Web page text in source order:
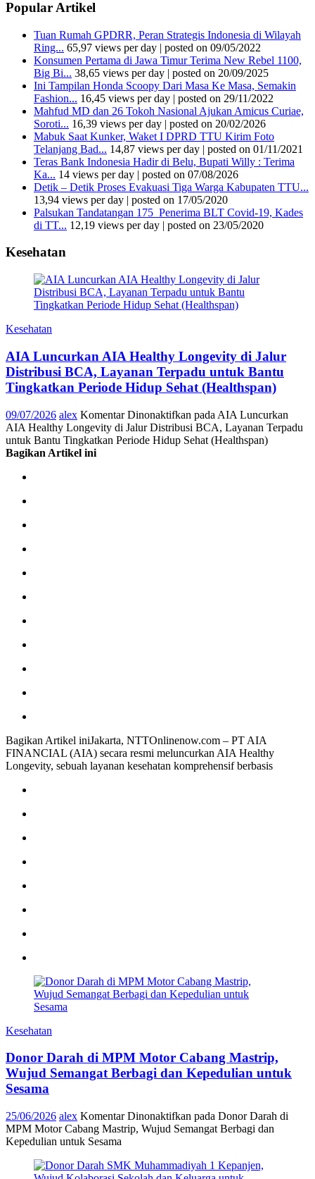
Popular Artikel
Tuan Rumah GPDRR, Peran Strategis Indonesia di Wilayah
Ring... 65,97 views per day | posted on 09/05/2022
Konsumen Pertama di Jawa Timur Terima New Rebel 1100,
Big Bi... 38,65 views per day | posted on 20/09/2025
Ini Tampilan Honda Scoopy Dari Masa Ke Masa, Semakin
Fashion... 16,45 views per day | posted on 29/11/2022
Mahfud MD dan 26 Tokoh Nasional Ajukan Amicus Curiae,
Soroti... 16,39 views per day | posted on 20/02/2026
Mabuk Saat Kunker, Waket I DPRD TTU Kirim Foto
Telanjang Bad... 14,87 views per day | posted on 01/11/2021
Teras Bank Indonesia Hadir di Belu, Bupati Willy : Terima
Ka... 14 views per day | posted on 07/08/2026
Detik – Detik Proses Evakuasi Tiga Warga Kabupaten TTU...
13,94 views per day | posted on 17/05/2020
Palsukan Tandatangan 175 Penerima BLT Covid-19, Kades
di TT... 12,19 views per day | posted on 23/05/2020
Kesehatan
Kesehatan
AIA Luncurkan AIA Healthy Longevity di Jalur
Distribusi BCA, Layanan Terpadu untuk Bantu
Tingkatkan Periode Hidup Sehat (Healthspan)
09/07/2026 alex Komentar Dinonaktifkan pada AIA Luncurkan
AIA Healthy Longevity di Jalur Distribusi BCA, Layanan Terpadu
untuk Bantu Tingkatkan Periode Hidup Sehat (Healthspan)
Bagikan Artikel ini
Bagikan Artikel iniJakarta, NTTOnlinenow.com – PT AIA
FINANCIAL (AIA) secara resmi meluncurkan AIA Healthy
Longevity, sebuah layanan kesehatan komprehensif berbasis
Kesehatan
Donor Darah di MPM Motor Cabang Mastrip,
Wujud Semangat Berbagi dan Kepedulian untuk
Sesama
25/06/2026 alex Komentar Dinonaktifkan pada Donor Darah di
MPM Motor Cabang Mastrip, Wujud Semangat Berbagi dan
Kepedulian untuk Sesama